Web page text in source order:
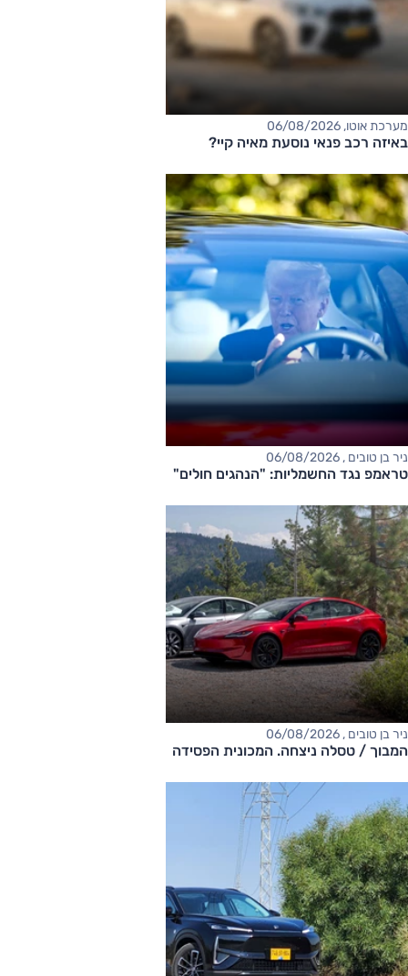
מערכת אוטו, 06/08/2026
באיזה רכב פנאי נוסעת מאיה קיי?
ניר בן טובים , 06/08/2026
טראמפ נגד החשמליות: "הנהגים חולים"
ניר בן טובים , 06/08/2026
המבוך / טסלה ניצחה. המכונית הפסידה